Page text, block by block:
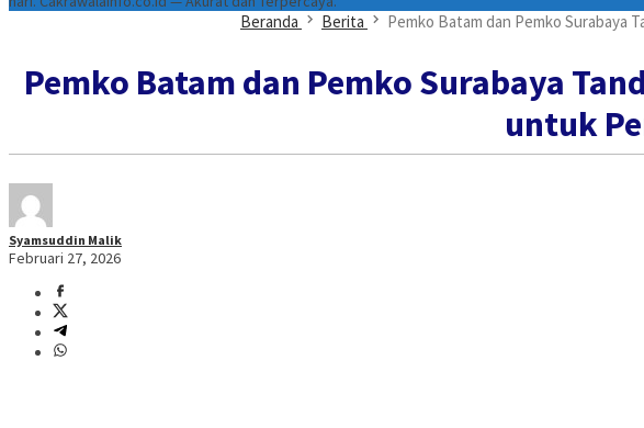
Beranda Berita Pemko Batam dan Pemko Surabaya
Pemko Batam dan Pemko Surabaya
untuk
Syamsuddin Malik
Februari 27, 2026